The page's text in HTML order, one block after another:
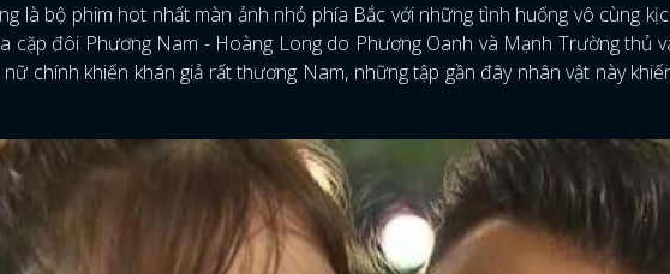
là bộ phim hot nhất màn ảnh nhỏ phía Bắc với những tình huống vô cùng
cặp đôi Phương Nam - Hoàng Long do Phương Oanh và Mạnh Trường thủ
chính khiến khán giả rất thương Nam, những tập gần đây nhân vật này